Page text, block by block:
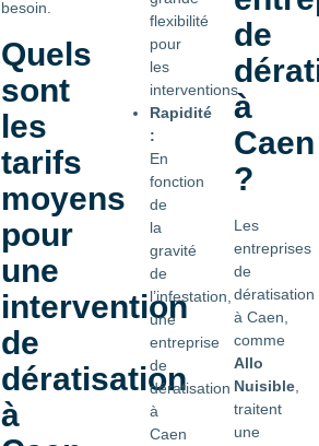
besoin.
Quels
sont
les
tarifs
moyens
pour
une
intervention
de
dératisation
à
flexibilité
pour
les
interventions.
Rapidité
:
En
fonction
de
la
gravité
de
l’infestation,
une
entreprise
de
dératisation
à
Caen
de
à
Caen
?
Les
entreprises
de
dératisation
à Caen,
comme
Allo
Nuisible,
traitent
une